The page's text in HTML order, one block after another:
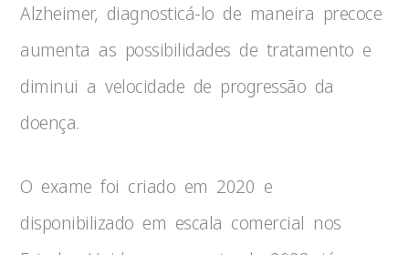
Alzheimer, diagnosticá-lo de maneira precoce
aumenta as possibilidades de tratamento e
diminui a velocidade de progressão da
doença.
O exame foi criado em 2020 e
disponibilizado em escala comercial nos